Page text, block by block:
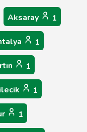
Aksaray 1
1
1
1
1